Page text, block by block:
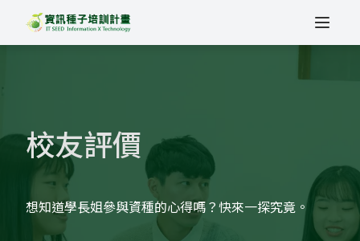
校友評價
想知道學長姐參與資種的心得嗎？快來一探究竟。